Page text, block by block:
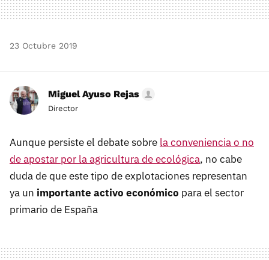
23 Octubre 2019
Miguel Ayuso Rejas
Director
Aunque persiste el debate sobre la conveniencia o no
de apostar por la agricultura de ecológica, no cabe
duda de que este tipo de explotaciones representan
ya un importante activo económico para el sector
primario de España